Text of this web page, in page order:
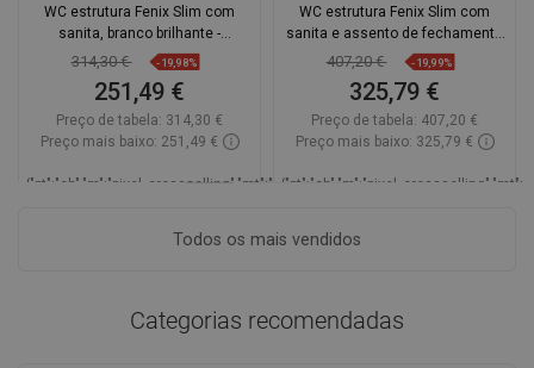
WC estrutura Fenix Slim com
sanita, branco brilhante -
6103322XX00
314,30 € -19,98%
251,49 €
Preço de tabela: 314,30 €
Preço mais baixo: 251,49 €
_LSCESIEND_
favorite_border Favoritos
WC estrutura Fenix Slim com
sanita e assento de fechamento
suave, branco brilhante -
407,20 € -19,99%
325,79 €
Preço de tabela: 407,20 €
Preço mais baixo: 325,79 €
Comparar
Todos os mais vendidos
Categorias recomendadas